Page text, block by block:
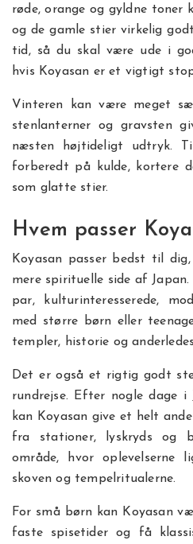
røde, orange og gyldne toner
og de gamle stier virkelig
tid, så du skal være ude i
hvis Koyasan er et vigtigt
Vinteren kan være meget
stenlanterner og gravsten
næsten højtideligt udtryk.
forberedt på kulde, kortere
som glatte stier.
Hvem passer
Koyasan passer bedst til
mere spirituelle side af
par, kulturinteresserede,
med større børn eller
templer, historie og
Det er også et rigtig godt
rundrejse. Efter nogle dage i
kan Koyasan give et helt
fra stationer, lyskryds og
område, hvor oplevelserne
skoven og tempelritualerne.
For små børn kan Koyasan
faste spisetider og få